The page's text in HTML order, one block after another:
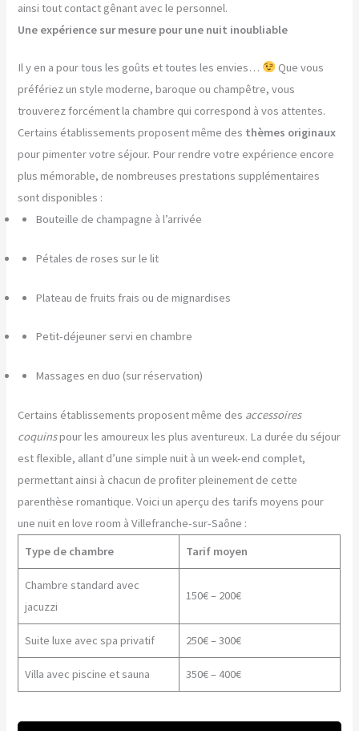
ainsi tout contact gênant avec le personnel.
Une expérience sur mesure pour une nuit inoubliable
Il y en a pour tous les goûts et toutes les envies…
Que vous
préfériez un style moderne, baroque ou champêtre, vous
trouverez forcément la chambre qui correspond à vos attentes.
Certains établissements proposent même des thèmes originaux
pour pimenter votre séjour. Pour rendre votre expérience encore
plus mémorable, de nombreuses prestations supplémentaires
sont disponibles :
Bouteille de champagne à l’arrivée
Pétales de roses sur le lit
Plateau de fruits frais ou de mignardises
Petit-déjeuner servi en chambre
Massages en duo (sur réservation)
Certains établissements proposent même des accessoires
coquinspour les amoureux les plus aventureux. La durée du séjour
est flexible, allant d’une simple nuit à un week-end complet,
permettant ainsi à chacun de profiter pleinement de cette
parenthèse romantique. Voici un aperçu des tarifs moyens pour
une nuit en love room à Villefranche-sur-Saône :
Type de chambre
Tarif moyen
Chambre standard avec
jacuzzi
150€ – 200€
Suite luxe avec spa privatif 250€ – 300€
Villa avec piscine et sauna 350€ – 400€